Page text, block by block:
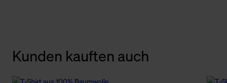
Kunden kauften auch